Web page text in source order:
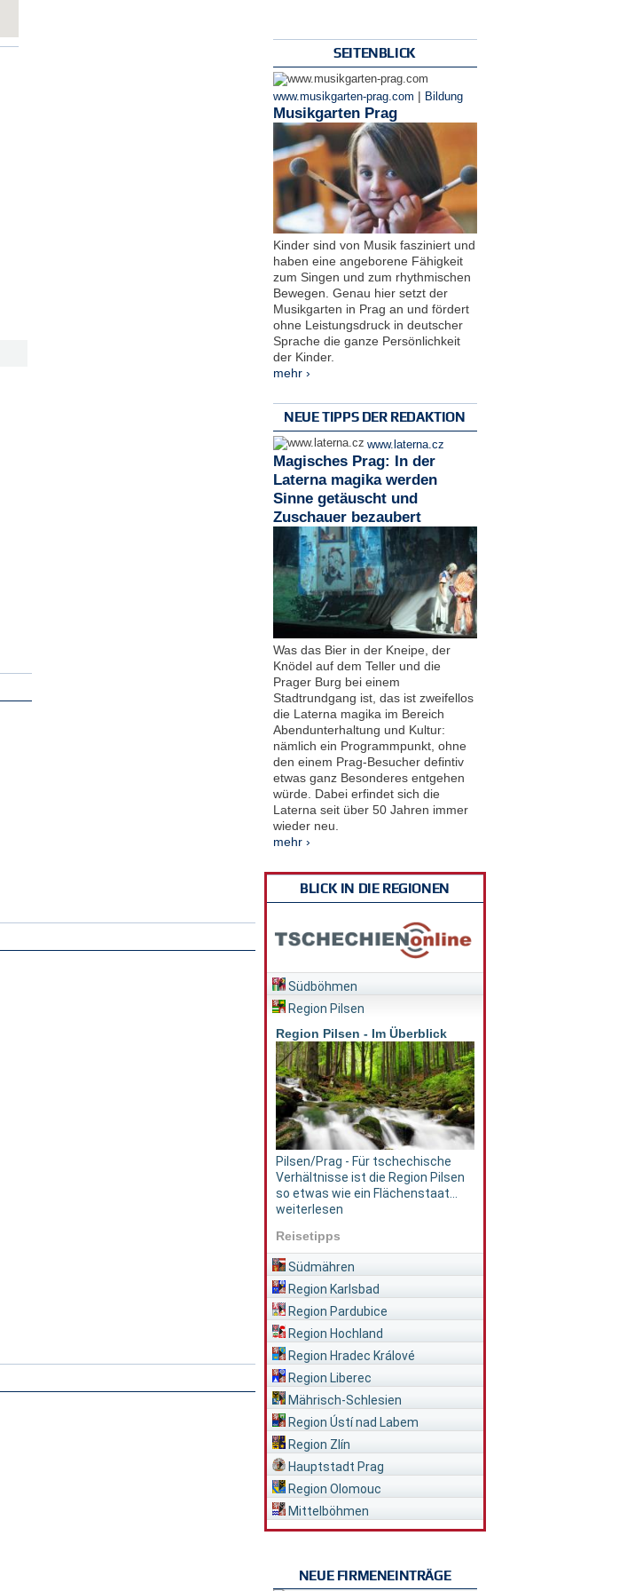
SEITENBLICK
www.musikgarten-prag.com | Bildung
Musikgarten Prag
Kinder sind von Musik fasziniert und
haben eine angeborene Fähigkeit
zum Singen und zum rhythmischen
Bewegen. Genau hier setzt der
Musikgarten in Prag an und fördert
ohne Leistungsdruck in deutscher
Sprache die ganze Persönlichkeit
der Kinder.
mehr ›
NEUE TIPPS DER REDAKTION
www.laterna.cz
Magisches Prag: In der
Laterna magika werden
Sinne getäuscht und
Zuschauer bezaubert
Was das Bier in der Kneipe, der
Knödel auf dem Teller und die
Prager Burg bei einem
Stadtrundgang ist, das ist zweifellos
die Laterna magika im Bereich
Abendunterhaltung und Kultur:
nämlich ein Programmpunkt, ohne
den einem Prag-Besucher defintiv
etwas ganz Besonderes entgehen
würde. Dabei erfindet sich die
Laterna seit über 50 Jahren immer
wieder neu.
mehr ›
BLICK IN DIE REGIONEN
Südböhmen
Region Pilsen
Region Pilsen - Im Überblick
Pilsen/Prag - Für tschechische
Verhältnisse ist die Region Pilsen
so etwas wie ein Flächenstaat...
weiterlesen
Reisetipps
Südmähren
Region Karlsbad
Region Pardubice
Region Hochland
Region Hradec Králové
Region Liberec
Mährisch-Schlesien
Region Ústí nad Labem
Region Zlín
Hauptstadt Prag
Region Olomouc
Mittelböhmen
NEUE FIRMENEINTRÄGE